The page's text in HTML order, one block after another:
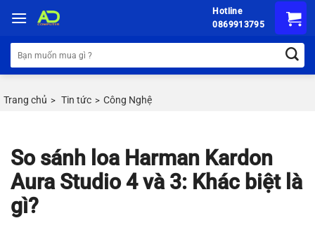
đến
nội
dung
Hotline
0869913795
Tìm
kiếm:
Trang chủ > Tin tức > Công Nghệ
So sánh loa Harman Kardon
Aura Studio 4 và 3: Khác biệt là
gì?